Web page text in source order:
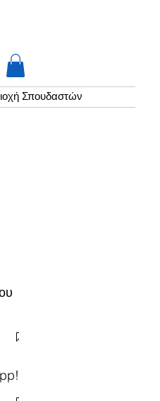
Σπουδαστών